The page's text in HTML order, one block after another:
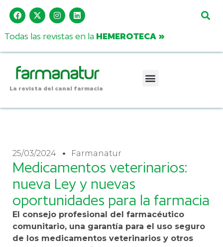
Todas las revistas en la HEMEROTECA »
La revista del canal farmacia
25/03/2024 Farmanatur
Medicamentos veterinarios:
nueva Ley y nuevas
oportunidades para la farmacia
El consejo profesional del farmacéutico
comunitario, una garantía para el uso seguro
de los medicamentos veterinarios y otros